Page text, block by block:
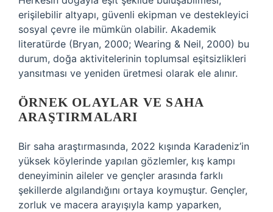
erişilebilir altyapı, güvenli ekipman ve destekleyici
sosyal çevre ile mümkün olabilir. Akademik
literatürde (Bryan, 2000; Wearing & Neil, 2000) bu
durum, doğa aktivitelerinin toplumsal eşitsizlikleri
yansıtması ve yeniden üretmesi olarak ele alınır.
ÖRNEK OLAYLAR VE SAHA
ARAŞTIRMALARI
Bir saha araştırmasında, 2022 kışında Karadeniz’in
yüksek köylerinde yapılan gözlemler, kış kampı
deneyiminin aileler ve gençler arasında farklı
şekillerde algılandığını ortaya koymuştur. Gençler,
zorluk ve macera arayışıyla kamp yaparken,